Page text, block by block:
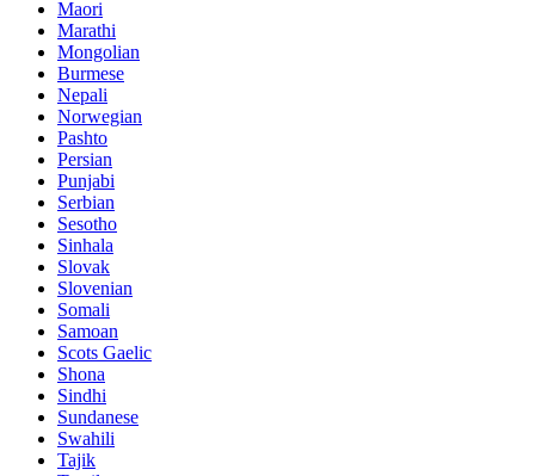
Maori
Marathi
Mongolian
Burmese
Nepali
Norwegian
Pashto
Persian
Punjabi
Serbian
Sesotho
Sinhala
Slovak
Slovenian
Somali
Samoan
Scots Gaelic
Shona
Sindhi
Sundanese
Swahili
Tajik